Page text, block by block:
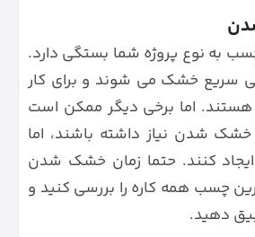
به نوع پروژه شما بستگی دارد.
سریع خشک می شوند و برای کار
اما برخی دیگر ممکن است
خشک شدن نیاز داشته باشند، اما
کنند. حتما زمان خشک شدن
چسب همه کاره را بررسی کنید و
دهید.